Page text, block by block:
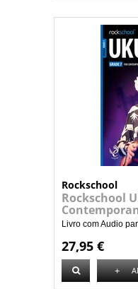
Rockschool
Rockschool
Livro com Audio
27,95 €
+